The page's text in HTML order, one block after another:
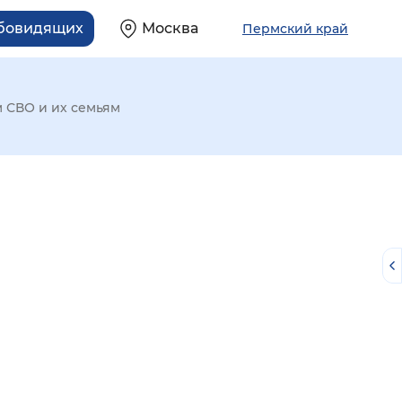
Москва Пермский край
СВО и их семьям